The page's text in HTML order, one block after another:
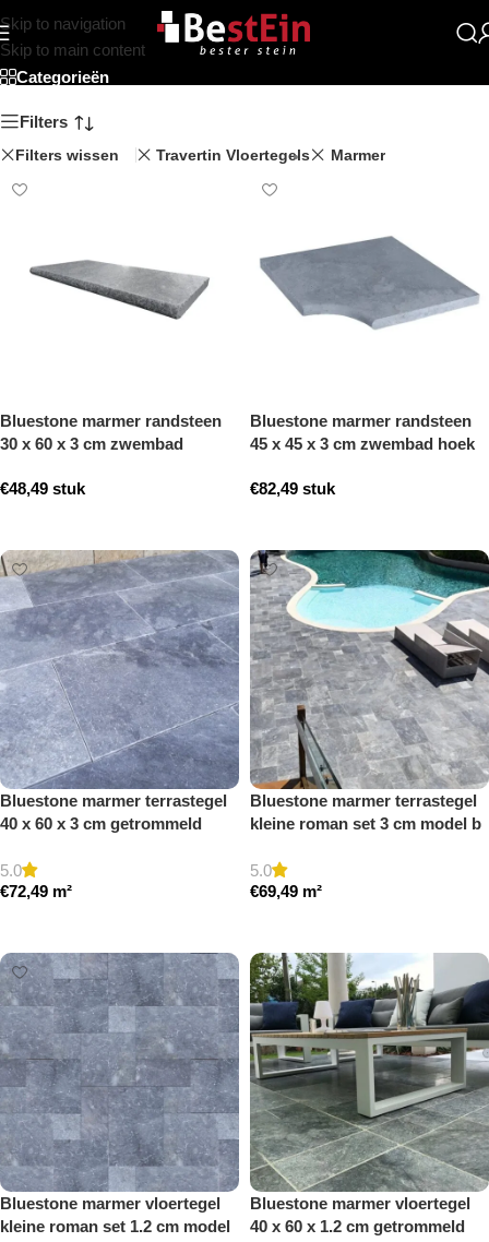
Skip to navigation
Skip to main content
Beststein
Categorieën
Filters
Filters wissen Travertin Vloertegels Marmer
Bluestone marmer randsteen
30 x 60 x 3 cm zwembad
€48,49 stuk
Bluestone marmer randsteen
45 x 45 x 3 cm zwembad hoek
€82,49 stuk
Bluestone marmer terrastegel
40 x 60 x 3 cm getrommeld
5.0
€72,49 m²
Bluestone marmer terrastegel
kleine roman set 3 cm model b
5.0
€69,49 m²
Bluestone marmer vloertegel
kleine roman set 1.2 cm model
Bluestone marmer vloertegel
40 x 60 x 1.2 cm getrommeld